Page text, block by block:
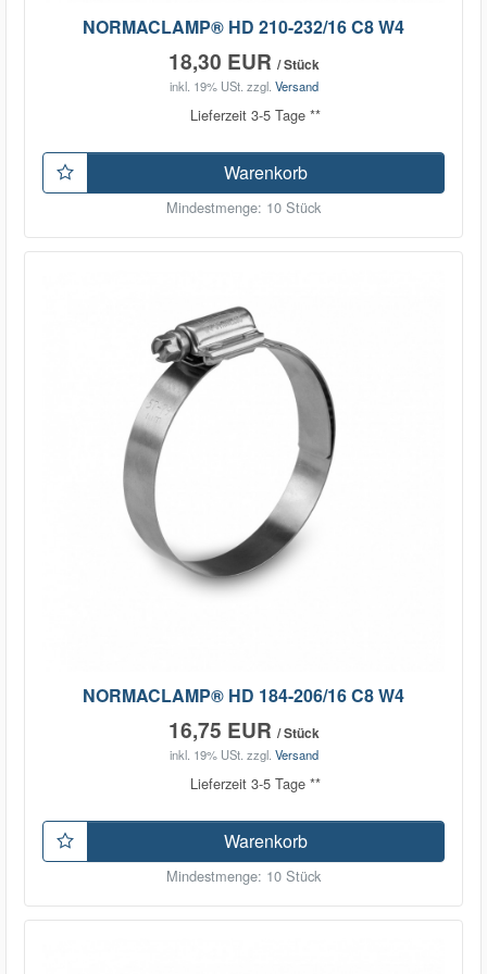
NORMACLAMP® HD 210-232/16 C8 W4
18,30 EUR / Stück
inkl. 19% USt. zzgl. Versand
Lieferzeit 3-5 Tage **
Warenkorb
Mindestmenge: 10 Stück
NORMACLAMP® HD 184-206/16 C8 W4
16,75 EUR / Stück
inkl. 19% USt. zzgl. Versand
Lieferzeit 3-5 Tage **
Warenkorb
Mindestmenge: 10 Stück